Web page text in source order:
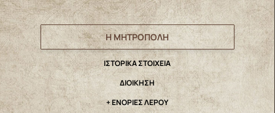
Η ΜΗΤΡΟΠΟΛΗ
IΣΤΟΡΙΚΑ ΣΤΟΙΧΕΙΑ
ΔΙΟΙΚΗΣΗ
+ ΕΝΟΡΙΕΣ ΛΕΡΟΥ